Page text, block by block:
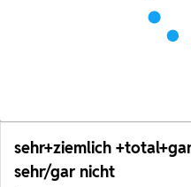
sehr+ziemlich
sehr/gar nicht